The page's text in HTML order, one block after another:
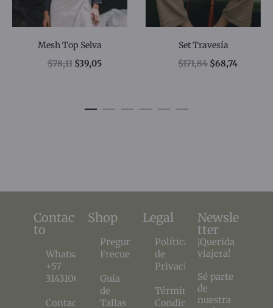
Mesh Top Selva
$78,11 $39,05
Set Travesía
$171,84 $68,74
Contac
to
Whatsapp
+57
3143100890
Contacto
Shop
Preguntas
Frecuentes
Guía
de
Tallas
Legal
Políticas
de
Privacidad
Términos y
Condiciones
Newsle
tter
¡Querida
viajera!
Sé parte
de
nuestra